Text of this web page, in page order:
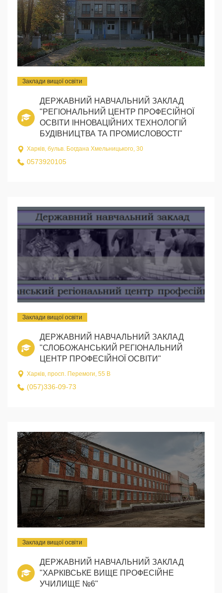
Заклади вищої освіти
ДЕРЖАВНИЙ НАВЧАЛЬНИЙ ЗАКЛАД
"РЕГІОНАЛЬНИЙ ЦЕНТР ПРОФЕСІЙНОЇ
ОСВІТИ ІННОВАЦІЙНИХ ТЕХНОЛОГІЙ
БУДІВНИЦТВА ТА ПРОМИСЛОВОСТІ"
Харків, бульв. Богдана Хмельницького, 30
0573920105
Заклади вищої освіти
ДЕРЖАВНИЙ НАВЧАЛЬНИЙ ЗАКЛАД
"СЛОБОЖАНСЬКИЙ РЕГІОНАЛЬНИЙ
ЦЕНТР ПРОФЕСІЙНОЇ ОСВІТИ"
Харків, просп. Перемоги, 55 В
(057)336-09-73
Заклади вищої освіти
ДЕРЖАВНИЙ НАВЧАЛЬНИЙ ЗАКЛАД
"ХАРКІВСЬКЕ ВИЩЕ ПРОФЕСІЙНЕ
УЧИЛИЩЕ №6"